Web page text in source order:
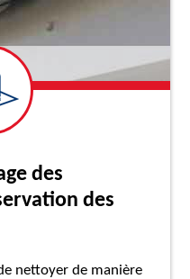
des
des
nettoyer de manière